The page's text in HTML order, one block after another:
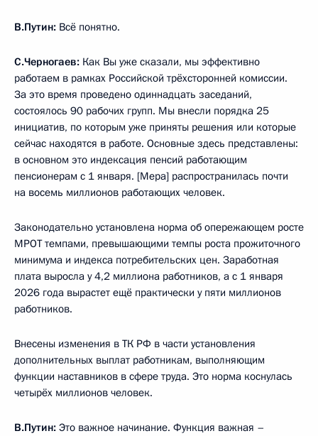
В.Путин: Всё понятно.
С.Черногаев: Как Вы уже сказали, мы эффективно
работаем в рамках Российской трёхсторонней комиссии.
За это время проведено одиннадцать заседаний,
состоялось 90 рабочих групп. Мы внесли порядка 25
инициатив, по которым уже приняты решения или которые
сейчас находятся в работе. Основные здесь представлены:
в основном это индексация пенсий работающим
пенсионерам с 1 января. [Мера] распространилась почти
на восемь миллионов работающих человек.
Законодательно установлена норма об опережающем росте
МРОТ темпами, превышающими темпы роста прожиточного
минимума и индекса потребительских цен. Заработная
плата выросла у 4,2 миллиона работников, а с 1 января
2026 года вырастет ещё практически у пяти миллионов
работников.
Внесены изменения в ТК РФ в части установления
дополнительных выплат работникам, выполняющим
функции наставников в сфере труда. Это норма коснулась
четырёх миллионов человек.
В.Путин: Это важное начинание. Функция важная –